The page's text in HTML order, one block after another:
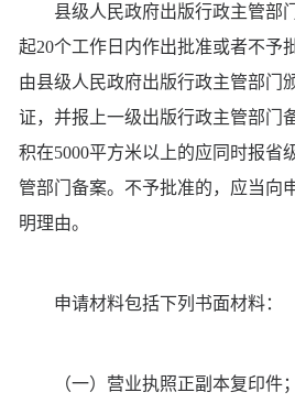
县级人民政府出版行政主管部门
起20个工作日内作出批准或者不予
由县级人民政府出版行政主管部门
证，并报上一级出版行政主管部门
积在5000平方米以上的应同时报省
管部门备案。不予批准的，应当向
明理由。
申请材料包括下列书面材料：
（一）营业执照正副本复印件；